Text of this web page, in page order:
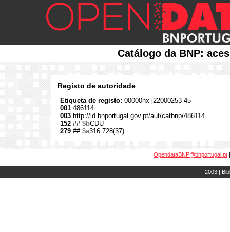
Catálogo da BNP:
Registo de autoridade
Etiqueta de registo: 00000nx j22000253 45
001 486114
003 http://id.bnportugal.gov.pt/aut/catbnp/486114
152 ## $bCDU
279 ## $a316.728(37)
OpendataBNP@bnportugal.pt
2003 |